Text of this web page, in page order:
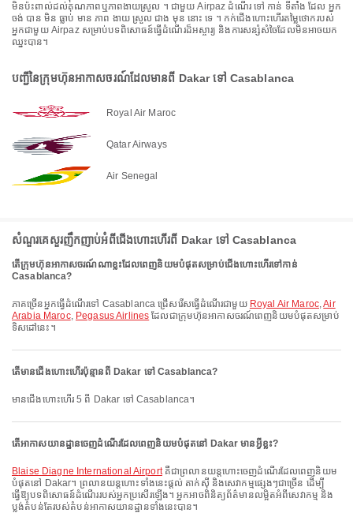
មិនប៉ះពាល់ដល់គុណភាពឬភាពងាយស្រួល ។ ជាមួយ Airpaz ដំណើរ ទៅ កាន់ ទីតាំង ដែល អ្នក
ចង់ បាន មិន ធ្លាប់ មាន ភាព ងាយ ស្រួល ជាង មុន នោះ ទេ ។ កក់ជើងហោះហើរតម្លៃថោករបស់
អ្នកជាមួយ Airpaz សម្រាប់បទពិសោធន៍ធ្វើដំណើរដ៏អស្ចារ្យ និងការសន្សំសំចៃដែលមិនអាចយក
ឈ្នះបាន។
បញ្ជីនៃក្រុមហ៊ុនអាកាសចរណ៍ដែលមានពី Dakar ទៅ Casablanca
Royal Air Maroc
Qatar Airways
Air Senegal
សំណួរគេសួរញឹកញាប់អំពីជើងហោះហើរពី Dakar ទៅ Casablanca
តើក្រុមហ៊ុនអាកាសចរណ៍ណាខ្លះដែលពេញនិយមបំផុតសម្រាប់ជើងហោះហើរទៅកាន់
Casablanca?
ភាគច្រើនអ្នកធ្វើដំណើរទៅ Casablanca ជ្រើសរើសធ្វើដំណើរជាមួយ Royal Air Maroc,Air
Arabia Maroc, Pegasus Airlines ដែលជាក្រុមហ៊ុនអាកាសចរណ៍ពេញនិយមបំផុតសម្រាប់
ទិសដៅនេះ។
តើមានជើងហោះហើរប៉ុន្មានពី Dakar ទៅ Casablanca?
មានជើងហោះហើរ 5 ពី Dakar ទៅ Casablanca។
តើអាកាសយានដ្ឋានចេញដំណើរដែលពេញនិយមបំផុតនៅ Dakar មានអ្វីខ្លះ?
Blaise Diagne International Airportគឺជាព្រលានយន្តហោះចេញដំណើរដែលពេញនិយម
បំផុតនៅ Dakar។ ព្រលានយន្តហោះទាំងនេះផ្តល់ តាក់ស៊ី និងសេវាកម្មផ្សេងៗជាច្រើន ដើម្បី
ធ្វើឱ្យបទពិសោធន៍ដំណើររបស់អ្នកប្រសើរឡើង។ អ្នកអាចពិនិត្យព័ត៌មានលម្អិតអំពីសេវាកម្ម និង
ប្លង់តំបន់តែរបស់តំបន់អាកាសយានដ្ឋានទាំងនេះបាន។